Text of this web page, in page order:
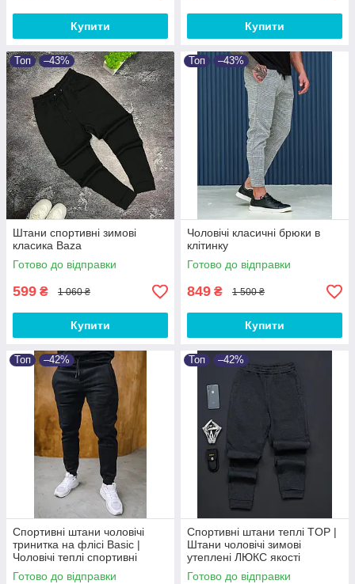
Купити Купити
Топ –43%
Штани спортивні зимові
класика Baza
Готово до відправки
599 ₴ 1 060 ₴
Купити
Топ –43%
Чоловічі класичні брюки в
клітинку
Готово до відправки
849 ₴ 1 500 ₴
Купити
Топ –42%
Спортивні штани чоловічі
тринитка на флісі Basic |
Чоловічі теплі спортивні
штани від XS до 3XL
Готово до відправки
Топ –42%
Спортивні штани теплі TOP |
Штани чоловічі зимові
утеплені ЛЮКС якості
Готово до відправки